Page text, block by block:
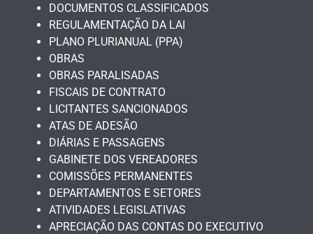
DOCUMENTOS CLASSIFICADOS
REGULAMENTAÇÃO DA LAI
PLANO PLURIANUAL (PPA)
OBRAS
OBRAS PARALISADAS
FISCAIS DE CONTRATO
LICITANTES SANCIONADOS
ATAS DE ADESÃO
DIÁRIAS E PASSAGENS
GABINETE DOS VEREADORES
COMISSÕES PERMANENTES
DEPARTAMENTOS E SETORES
ATIVIDADES LEGISLATIVAS
APRECIAÇÃO DAS CONTAS DO EXECUTIVO